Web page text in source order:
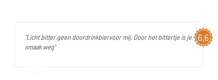
6,6
"Licht bitter,geen doordrinkbiervoor mij. Door het bittertje is je
smaak weg"